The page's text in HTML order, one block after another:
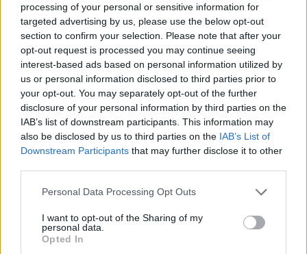
processing of your personal or sensitive information for
targeted advertising by us, please use the below opt-out
section to confirm your selection. Please note that after your
opt-out request is processed you may continue seeing
interest-based ads based on personal information utilized by
us or personal information disclosed to third parties prior to
your opt-out. You may separately opt-out of the further
disclosure of your personal information by third parties on the
IAB’s list of downstream participants. This information may
also be disclosed by us to third parties on the IAB’s List of
Downstream Participants that may further disclose it to other
Please note that this website/app uses one or more Google
not limited to your visit or usage behaviour. You may click to
grant or deny consent to Google and its third-party tags to
use your data for below specified purposes in below Google
Personal Data Processing Opt Outs
I want to opt-out of the Sharing of my
personal data.
Opted In
A vasárnapi Grammy-díjkiosztón pedig újabb
szobrocskával gyarapodhat az idén
júniusban 70. születésnapját ünneplő brit
zenész: a tavaly újrakiadott, eredetileg 1973-
ban megjelent Band On The Run című
lemezét a legjobb történelmi album
kategóriában jelölték az elismerésre. Paul
McCartney legújabb albuma, a Kisses On The
Bottom a napokban jelenik meg.
Forrás:Hirado.hu
Zene Beatles